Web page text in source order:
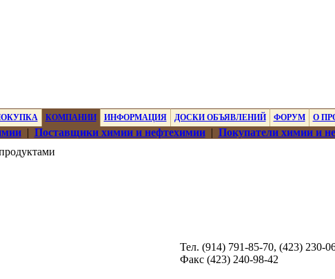
КОМПАНИИ ИНФОРМАЦИЯ ДОСКИ ОБЪЯВЛЕНИЙ ФОРУМ О
| Поставщики химии и нефтехимии| Покупатели химии и
Тел. (914) 791-85-70, (423) 230-
Факс (423) 240-98-42